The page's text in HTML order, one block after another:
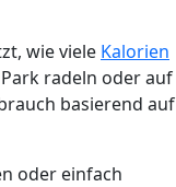
wie viele Kalorien
radeln oder auf
basierend auf
oder einfach